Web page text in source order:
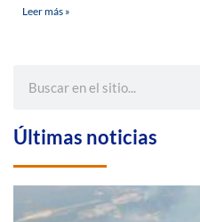
Leer más »
Últimas noticias